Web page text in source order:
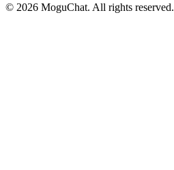
© 2026 MoguChat. All rights reserved.